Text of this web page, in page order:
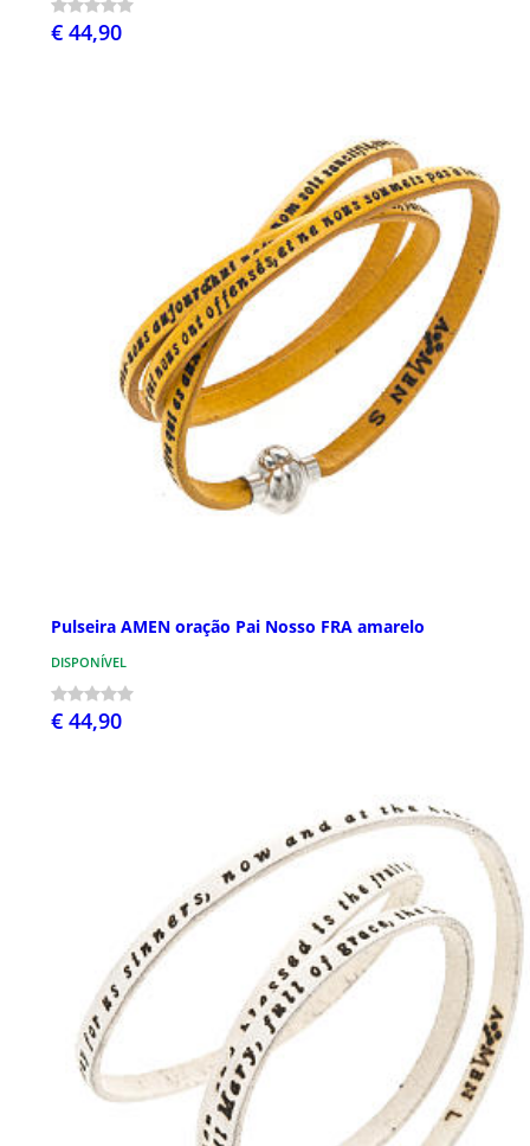
€ 44,90
Pulseira AMEN oração Pai Nosso FRA amarelo
DISPONÍVEL
€ 44,90